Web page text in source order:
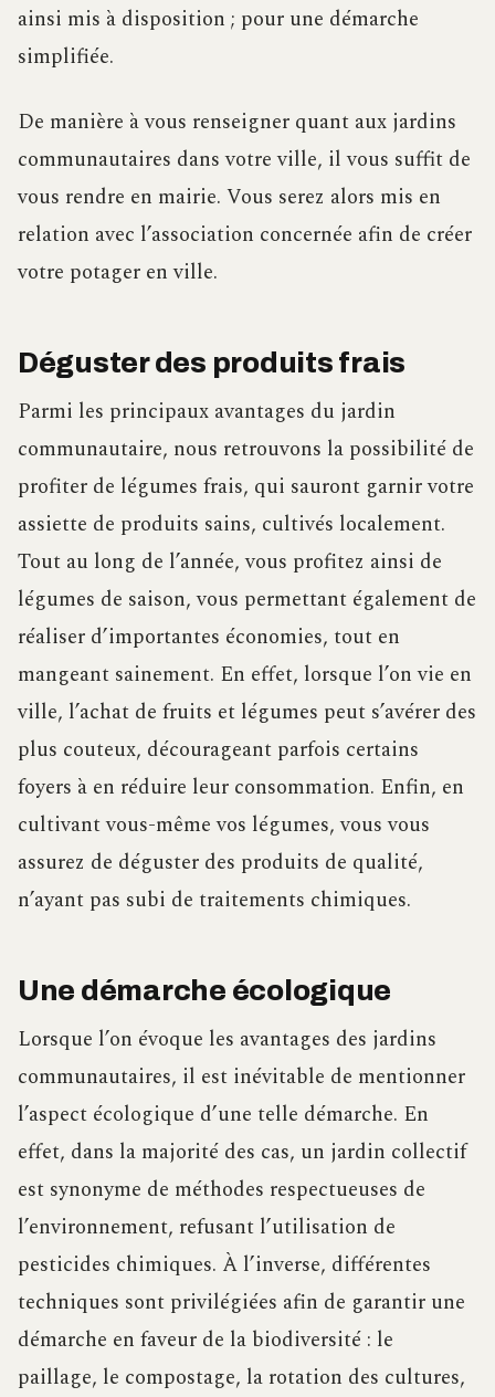
ainsi mis à disposition ; pour une démarche
simplifiée.
De manière à vous renseigner quant aux jardins
communautaires dans votre ville, il vous suffit de
vous rendre en mairie. Vous serez alors mis en
relation avec l’association concernée afin de créer
votre potager en ville.
Déguster des produits frais
Parmi les principaux avantages du jardin
communautaire, nous retrouvons la possibilité de
profiter de légumes frais, qui sauront garnir votre
assiette de produits sains, cultivés localement.
Tout au long de l’année, vous profitez ainsi de
légumes de saison, vous permettant également de
réaliser d’importantes économies, tout en
mangeant sainement. En effet, lorsque l’on vie en
ville, l’achat de fruits et légumes peut s’avérer des
plus couteux, décourageant parfois certains
foyers à en réduire leur consommation. Enfin, en
cultivant vous-même vos légumes, vous vous
assurez de déguster des produits de qualité,
n’ayant pas subi de traitements chimiques.
Une démarche écologique
Lorsque l’on évoque les avantages des jardins
communautaires, il est inévitable de mentionner
l’aspect écologique d’une telle démarche. En
effet, dans la majorité des cas, un jardin collectif
est synonyme de méthodes respectueuses de
l’environnement, refusant l’utilisation de
pesticides chimiques. À l’inverse, différentes
techniques sont privilégiées afin de garantir une
démarche en faveur de la biodiversité : le
paillage, le compostage, la rotation des cultures,